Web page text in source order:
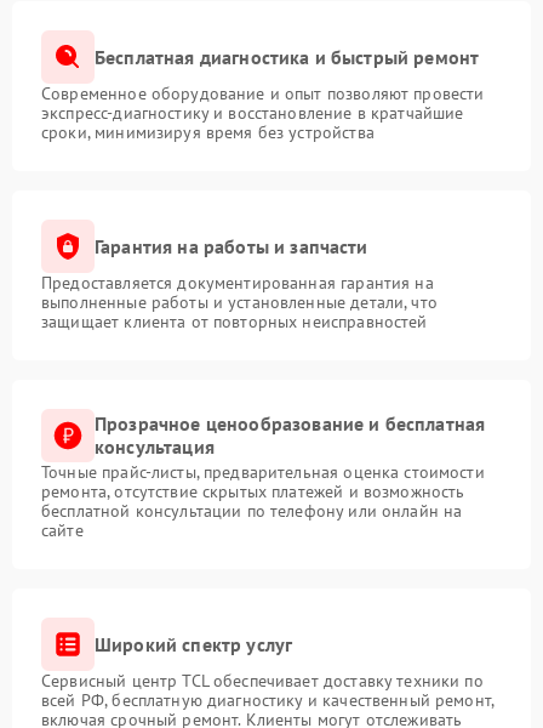
Бесплатная диагностика и быстрый ремонт
Современное оборудование и опыт позволяют провести
экспресс-диагностику и восстановление в кратчайшие
сроки, минимизируя время без устройства
Гарантия на работы и запчасти
Предоставляется документированная гарантия на
выполненные работы и установленные детали, что
защищает клиента от повторных неисправностей
Прозрачное ценообразование и бесплатная
консультация
Точные прайс-листы, предварительная оценка стоимости
ремонта, отсутствие скрытых платежей и возможность
бесплатной консультации по телефону или онлайн на
сайте
Широкий спектр услуг
Сервисный центр TCL обеспечивает доставку техники по
всей РФ, бесплатную диагностику и качественный ремонт,
включая срочный ремонт. Клиенты могут отслеживать